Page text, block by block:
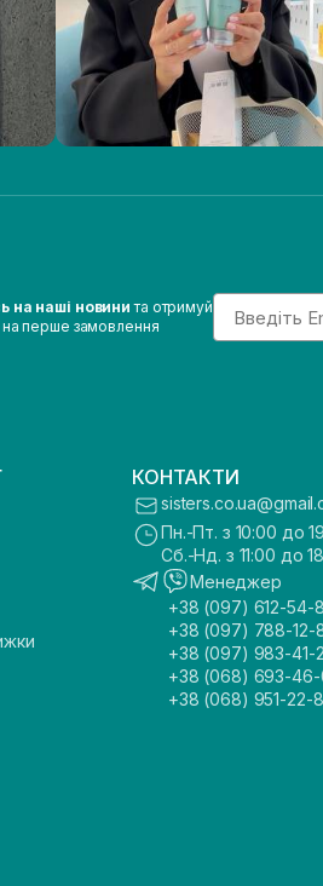
на наші новини та отримуй
на перше замовлення
Email
КОНТАКТИ
Пн.-Пт. з 10:00 до
Сб.-Нд. з 11:00 до
Менеджер
+38 (097) 612-54-
+38 (097) 788-12-
+38 (097) 983-41-
+38 (068) 693-46-
+38 (068) 951-22-